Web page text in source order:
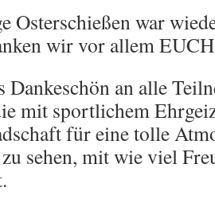
Osterschießen war
wir vor allem
Dankeschön an alle
mit sportlichem
für eine tolle
sehen, mit wie viel